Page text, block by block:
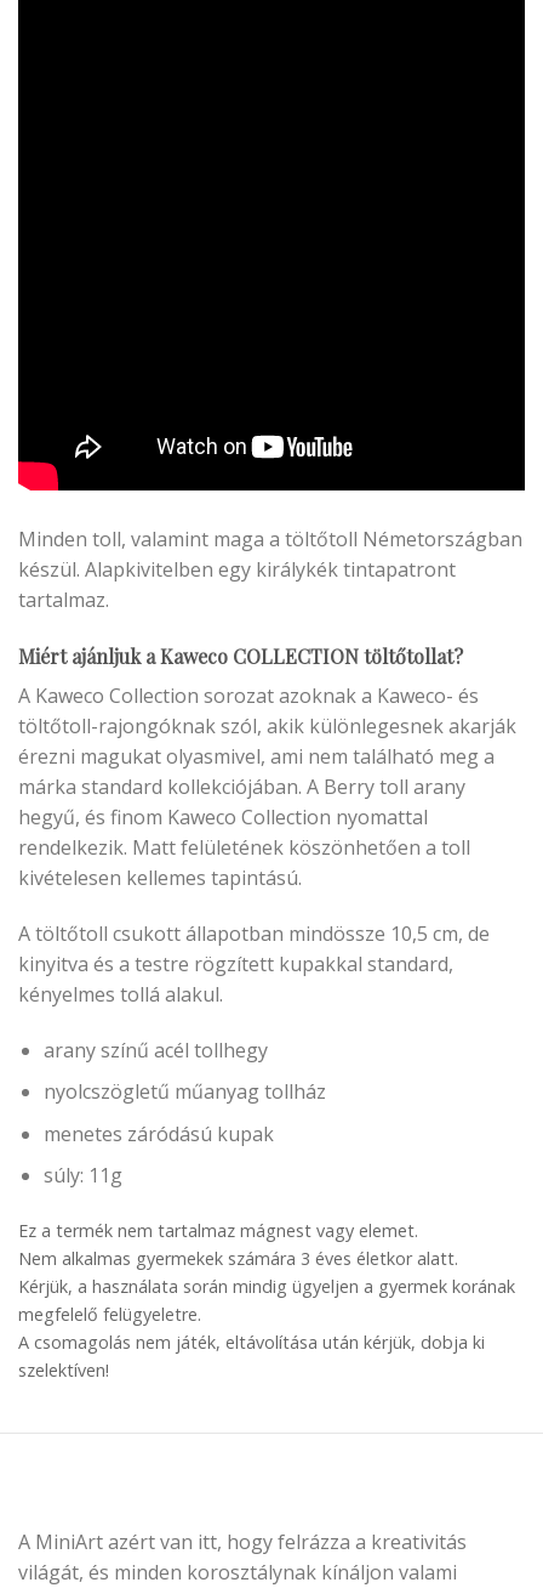
Minden toll, valamint maga a töltőtoll Németországban
készül. Alapkivitelben egy királykék tintapatront
tartalmaz.
Miért ajánljuk a Kaweco COLLECTION töltőtollat?
A Kaweco Collection sorozat azoknak a Kaweco- és
töltőtoll-rajongóknak szól, akik különlegesnek akarják
érezni magukat olyasmivel, ami nem található meg a
márka standard kollekciójában. A Berry toll arany
hegyű, és finom Kaweco Collection nyomattal
rendelkezik. Matt felületének köszönhetően a toll
kivételesen kellemes tapintású.
A töltőtoll csukott állapotban mindössze 10,5 cm, de
kinyitva és a testre rögzített kupakkal standard,
kényelmes tollá alakul.
arany színű acél tollhegy
nyolcszögletű műanyag tollház
menetes záródású kupak
súly: 11g
Ez a termék nem tartalmaz mágnest vagy elemet.
Nem alkalmas gyermekek számára 3 éves életkor alatt.
Kérjük, a használata során mindig ügyeljen a gyermek korának
megfelelő felügyeletre.
A csomagolás nem játék, eltávolítása után kérjük, dobja ki
szelektíven!
A MiniArt azért van itt, hogy felrázza a kreativitás
világát, és minden korosztálynak kínáljon valami